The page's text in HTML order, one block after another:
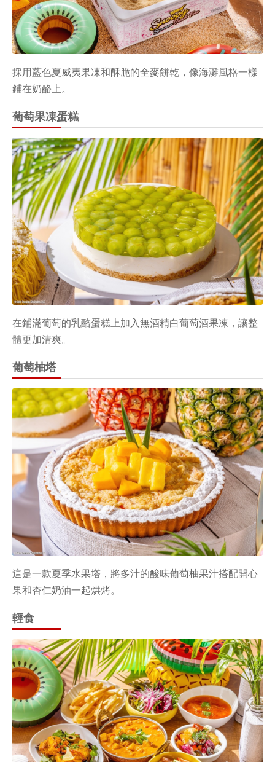
採用藍色夏威夷果凍和酥脆的全麥餅乾，像海灘風格一樣
鋪在奶酪上。
葡萄果凍蛋糕
在鋪滿葡萄的乳酪蛋糕上加入無酒精白葡萄酒果凍，讓整
體更加清爽。
葡萄柚塔
這是一款夏季水果塔，將多汁的酸味葡萄柚果汁搭配開心
果和杏仁奶油一起烘烤。
輕食